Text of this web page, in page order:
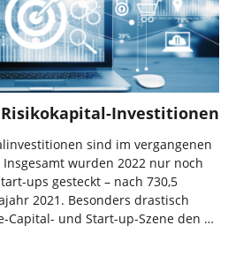
Risikokapital-Investitionen
sind im vergangenen
wurden 2022 nur noch
ups gesteckt – nach 730,5
2021. Besonders drastisch
Capital- und Start-up-Szene den …